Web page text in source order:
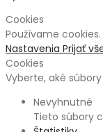
Cookies
Používame
Nastavenia Prijať
Cookies
Vyberte, aké
Nevyhnutné
Tieto súbory